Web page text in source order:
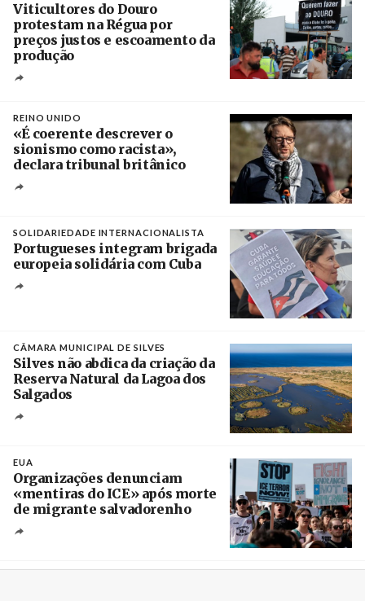
Viticultores do Douro
protestam na Régua por
preços justos e escoamento da
produção
REINO UNIDO
«É coerente descrever o
sionismo como racista»,
declara tribunal britânico
SOLIDARIEDADE INTERNACIONALISTA
Portugueses integram brigada
europeia solidária com Cuba
CÂMARA MUNICIPAL DE SILVES
Silves não abdica da criação da
Reserva Natural da Lagoa dos
Salgados
EUA
Organizações denunciam
«mentiras do ICE» após morte
de migrante salvadorenho